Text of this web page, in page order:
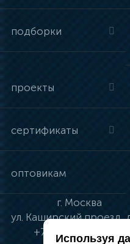
подборки
проекты
сертификаты
оптовикам
г. Москва
ул. Каширский проезд,
+7 (495) 134-41-83
Используя